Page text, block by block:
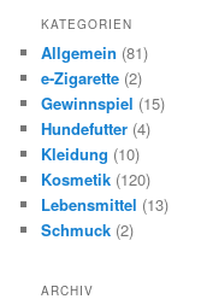
KATEGORIEN
Allgemein (81)
e-Zigarette (2)
Gewinnspiel (15)
Hundefutter (4)
Kleidung (10)
Kosmetik (120)
Lebensmittel (13)
Schmuck (2)
ARCHIV